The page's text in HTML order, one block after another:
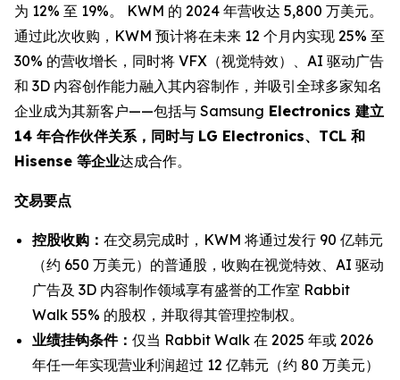
为 12% 至 19%。 KWM 的 2024 年营收达 5,800 万美元。
通过此次收购，KWM 预计将在未来 12 个月内实现 25% 至
30% 的营收增长，同时将 VFX（视觉特效）、AI 驱动广告
和 3D 内容创作能力融入其内容制作，并吸引全球多家知名
企业成为其新客户——包括与 Samsung Electronics 建立
14 年合作伙伴关系，同时与 LG Electronics、TCL 和
Hisense 等企业达成合作。
交易要点
控股收购： 在交易完成时，KWM 将通过发行 90 亿韩元
（约 650 万美元）的普通股，收购在视觉特效、AI 驱动
广告及 3D 内容制作领域享有盛誉的工作室 Rabbit
Walk 55% 的股权，并取得其管理控制权。
业绩挂钩条件： 仅当 Rabbit Walk 在 2025 年或 2026
年任一年实现营业利润超过 12 亿韩元（约 80 万美元）